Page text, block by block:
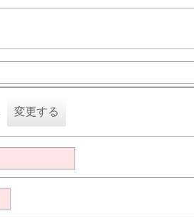
変更する